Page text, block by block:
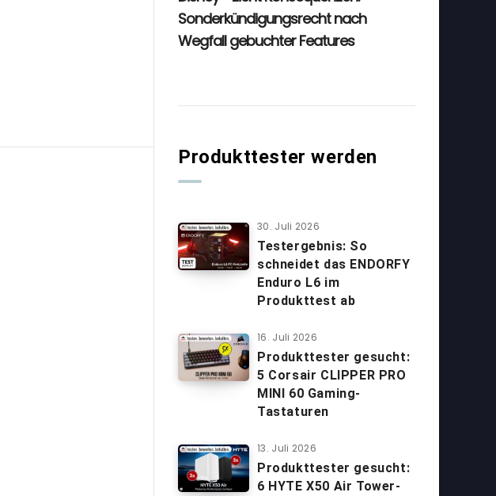
Produkttester werden
30. Juli 2026
Testergebnis: So
schneidet das ENDORFY
Enduro L6 im
Produkttest ab
16. Juli 2026
Produkttester gesucht:
5 Corsair CLIPPER PRO
MINI 60 Gaming-
Tastaturen
13. Juli 2026
Produkttester gesucht:
6 HYTE X50 Air Tower-